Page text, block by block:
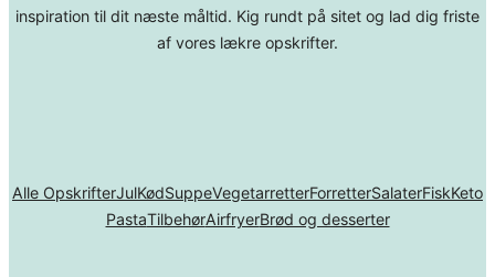
inspiration til dit næste måltid. Kig rundt på sitet og lad dig friste
af vores lækre opskrifter.
Alle OpskrifterJulKødSuppeVegetarretterForretterSalaterFiskKeto
PastaTilbehørAirfryerBrød og desserter